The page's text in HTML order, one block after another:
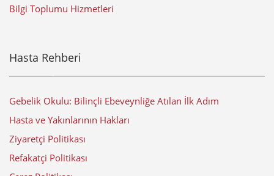
Bilgi Toplumu Hizmetleri
Hasta Rehberi
Gebelik Okulu: Bilinçli Ebeveynliğe Atılan İlk Adım
Hasta ve Yakınlarının Hakları
Ziyaretçi Politikası
Refakatçi Politikası